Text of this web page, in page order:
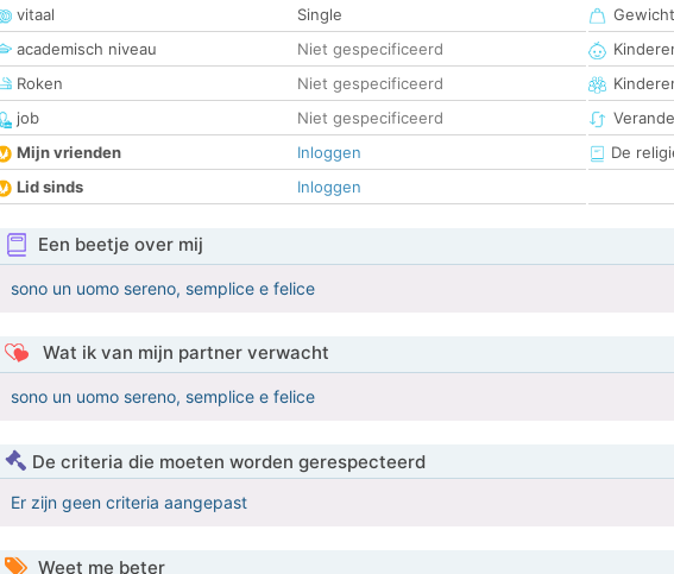
vitaal
Single
academisch niveau
Niet gespecificeerd
Roken
Niet gespecificeerd
job
Niet gespecificeerd
Mijn vrienden
Inloggen
Lid sinds
Inloggen
Gewicht
De
Een beetje over mij
sono un uomo sereno, semplice e felice
Wat ik van mijn partner verwacht
sono un uomo sereno, semplice e felice
De criteria die moeten worden gerespecteerd
Er zijn geen criteria aangepast
Weet me beter